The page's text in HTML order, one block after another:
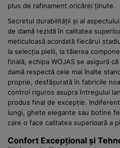
plus de rafinament oricărei ținute.
Secretul durabilității și al
de damă rezidă în calitatea
meticuloasă acordată fiecărui
la selecția pielii, la tăierea
finală, echipa WOJAS se asigură
damă respectă cele mai înalte
proprie, desfășurată în fabricile
control riguros asupra întregului
produs final de excepție.
lungi, ghete elegante sau botine
care o face calitatea superioară a
Confort Excepțional și